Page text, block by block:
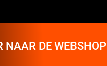
NAAR DE WEBSHOP